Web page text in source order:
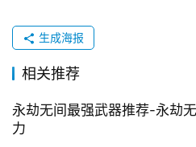
生成海报
相关推荐
永劫无间最强武器推荐-永劫
力